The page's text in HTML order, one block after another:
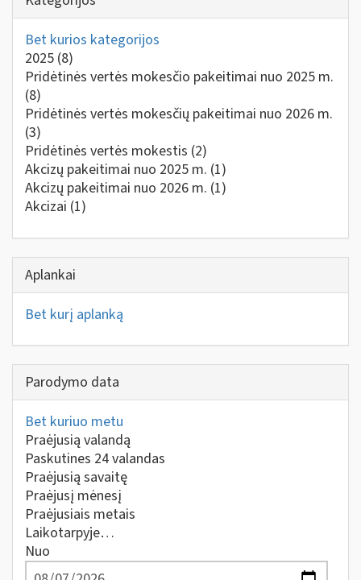
Bet kurios kategorijos
2025 (8)
Pridėtinės vertės mokesčio pakeitimai nuo 2025 m.
(8)
Pridėtinės vertės mokesčių pakeitimai nuo 2026 m.
(3)
Pridėtinės vertės mokestis (2)
Akcizų pakeitimai nuo 2025 m. (1)
Akcizų pakeitimai nuo 2026 m. (1)
Akcizai (1)
Aplankai
Bet kurį aplanką
Parodymo data
Bet kuriuo metu
Praėjusią valandą
Paskutines 24 valandas
Praėjusią savaitę
Praėjusį mėnesį
Praėjusiais metais
Laikotarpyje…
Nuo